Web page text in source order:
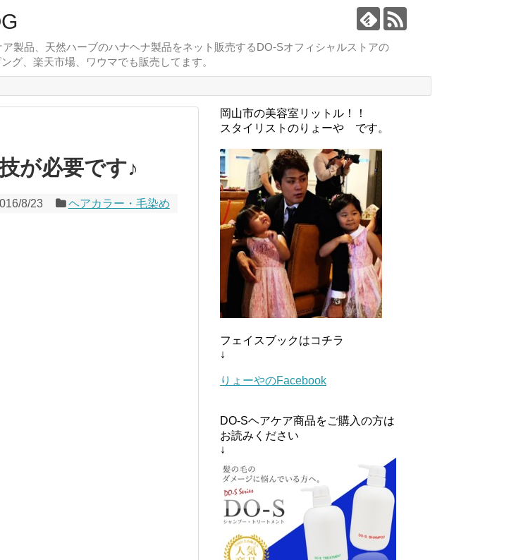
製品、天然ハーブのハナヘナ製品をネット販売するDO-Sオフィシャルストアの
グ、楽天市場、ワウマでも販売してます。
が必要です♪
8/23 ヘアカラー・毛染め
岡山市の美容室リットル！！
スタイリストのりょーや です。
フェイスブックはコチラ
↓
りょーやのFacebook
DO-Sヘアケア商品をご購入の方は
お読みください
↓